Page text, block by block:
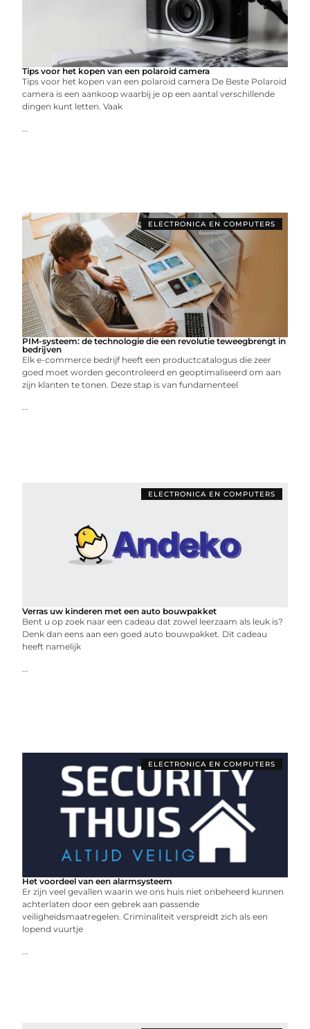
Tips voor het kopen van een polaroid camera
Tips voor het kopen van een polaroid camera De Beste Polaroid
camera is een aankoop waarbij je op een aantal verschillende
dingen kunt letten. Vaak
...
ELECTRONICA EN COMPUTERS
PIM-systeem: de technologie die een revolutie teweegbrengt in
bedrijven
Elk e-commerce bedrijf heeft een productcatalogus die zeer
goed moet worden gecontroleerd en geoptimaliseerd om aan
zijn klanten te tonen. Deze stap is van fundamenteel
...
ELECTRONICA EN COMPUTERS
Verras uw kinderen met een auto bouwpakket
Bent u op zoek naar een cadeau dat zowel leerzaam als leuk is?
Denk dan eens aan een goed auto bouwpakket. Dit cadeau
heeft namelijk
...
ELECTRONICA EN COMPUTERS
Het voordeel van een alarmsysteem
Er zijn veel gevallen waarin we ons huis niet onbeheerd kunnen
achterlaten door een gebrek aan passende
veiligheidsmaatregelen. Criminaliteit verspreidt zich als een
lopend vuurtje
...